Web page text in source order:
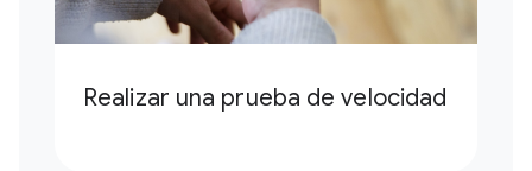
Realizar una prueba de velocidad